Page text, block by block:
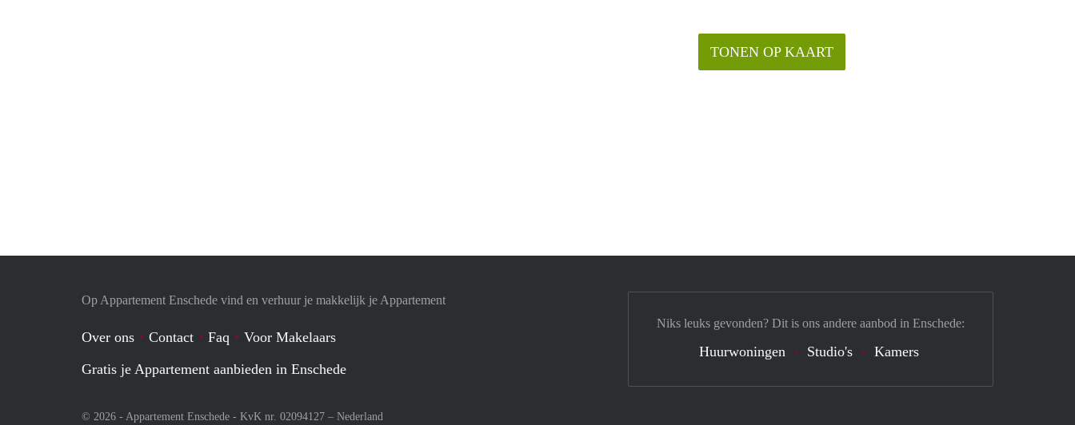
TONEN OP KAART
Op Appartement Enschede vind en verhuur je makkelijk je Appartement
Over ons Contact Faq
Voor Makelaars
Gratis je Appartement aanbieden in Enschede
© 2026 - Appartement Enschede - KvK nr. 02094127 – Nederland
Niks leuks gevonden? Dit is ons andere aanbod in Enschede:
Huurwoningen Studio's Kamers